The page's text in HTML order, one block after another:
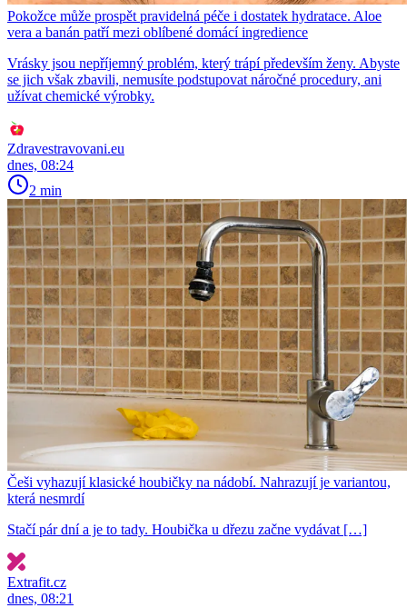
Pokožce může prospět pravidelná péče i dostatek hydratace. Aloe
vera a banán patří mezi oblíbené domácí ingredience
Vrásky jsou nepříjemný problém, který trápí především ženy. Abyste
se jich však zbavili, nemusíte podstupovat náročné procedury, ani
užívat chemické výrobky.
Zdravestravovani.eu
dnes, 08:24
2 min
Češi vyhazují klasické houbičky na nádobí. Nahrazují je variantou,
která nesmrdí
Stačí pár dní a je to tady. Houbička u dřezu začne vydávat […]
Extrafit.cz
dnes, 08:21